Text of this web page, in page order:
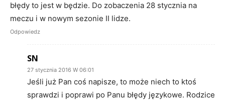
błędy to jest w będzie. Do zobaczenia 28 stycznia na
meczu i w nowym sezonie II lidze.
Odpowiedz
SN
27 stycznia 2016 W 06:01
Jeśli już Pan coś napisze, to może niech to ktoś
sprawdzi i poprawi po Panu błędy językowe. Rodzice